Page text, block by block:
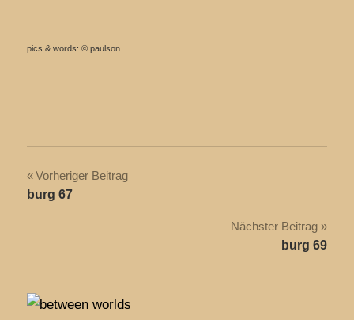
pics & words: © paulson
Beitragsnavigation
Vorheriger Beitrag
burg 67
Nächster Beitrag
burg 69